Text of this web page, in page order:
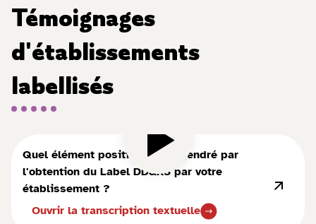
Témoignages
d'établissements
labellisés
Quel élément positif a été engendré par
l'obtention du Label DD&RS par votre
établissement ?
Ouvrir la transcription textuelle